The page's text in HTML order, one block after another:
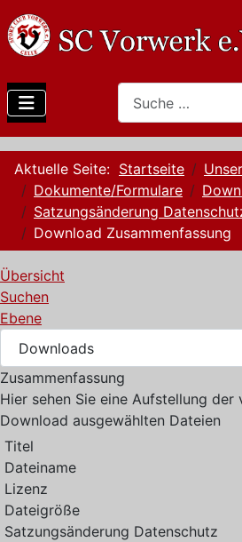
Search
Aktuelle Seite: Startseite
Dokumente/Formulare
Satzungsänderung
Download Zusammenfassung
Übersicht
Suchen
Ebene
Zusammenfassung
Hier sehen Sie eine Aufstellung der
Download ausgewählten Dateien
Titel
Dateiname
Lizenz
Dateigröße
Satzungsänderung Datenschutz